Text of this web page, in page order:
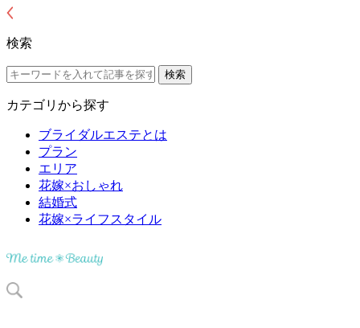
検索
カテゴリから探す
ブライダルエステとは
プラン
エリア
花嫁×おしゃれ
結婚式
花嫁×ライフスタイル